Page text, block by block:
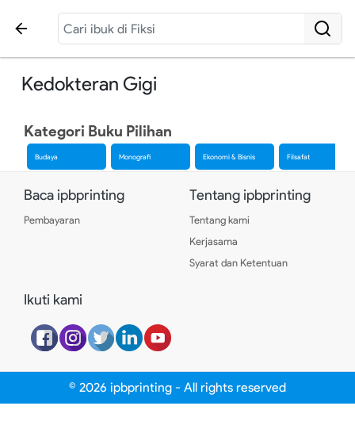
Kedokteran Gigi
Kategori Buku Pilihan
Budaya Monografi Ekonomi & Bisnis Filsafat
Baca ipbprinting
Pembayaran
Tentang ipbprinting
Tentang kami
Kerjasama
Syarat dan Ketentuan
Ikuti kami
© 2026 ipbprinting - All rights reserved